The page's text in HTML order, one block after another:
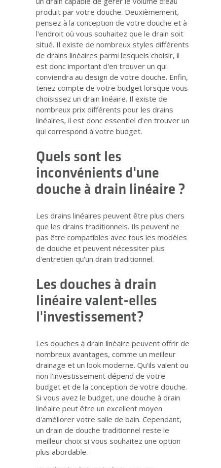
produit par votre douche. Deuxièmement,
pensez à la conception de votre douche et à
l'endroit où vous souhaitez que le drain soit
situé. Il existe de nombreux styles différents
de drains linéaires parmi lesquels choisir, il
est donc important d'en trouver un qui
conviendra au design de votre douche. Enfin,
tenez compte de votre budget lorsque vous
choisissez un drain linéaire. Il existe de
nombreux prix différents pour les drains
linéaires, il est donc essentiel d'en trouver un
qui correspond à votre budget.
Quels sont les
inconvénients d'une
douche à drain linéaire ?
Les drains linéaires peuvent être plus chers
que les drains traditionnels. Ils peuvent ne
pas être compatibles avec tous les modèles
de douche et peuvent nécessiter plus
d'entretien qu'un drain traditionnel.
Les douches à drain
linéaire valent-elles
l'investissement?
Les douches à drain linéaire peuvent offrir de
nombreux avantages, comme un meilleur
drainage et un look moderne. Qu'ils valent ou
non l'investissement dépend de votre
budget et de la conception de votre douche.
Si vous avez le budget, une douche à drain
linéaire peut être un excellent moyen
d'améliorer votre salle de bain. Cependant,
un drain de douche traditionnel reste le
meilleur choix si vous souhaitez une option
plus abordable.